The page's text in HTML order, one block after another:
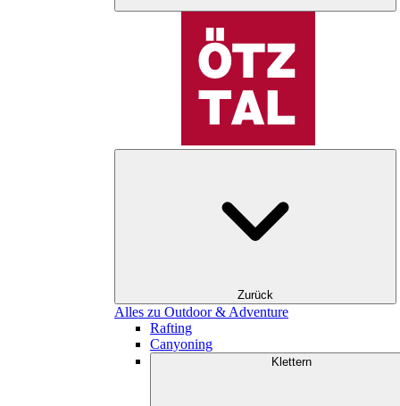
Zurück
Alles zu Outdoor & Adventure
Rafting
Canyoning
Klettern